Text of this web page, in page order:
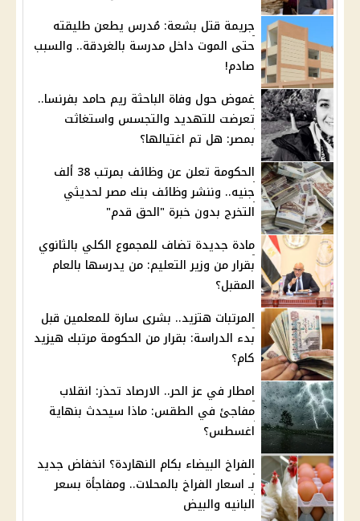
جريمة قتل بشعة: مُدرس يطعن طليقته
حتى الموت داخل مدرسة بالغردقة.. والسبب
صادم!
غموض حول وفاة الباحثة ريم حامد بفرنسا..
تعرضت للتهديد والتجسس واستغاثت
بمصر: هل تم اغتيالها؟
الحكومة تعلن عن وظائف بمرتب 38 ألف
جنيه.. وننشر وظائف بنك مصر لحديثي
التخرج بدون خبرة "الحق قدم"
مادة جديدة تضاف للمجموع الكلي بالثانوي
بقرار من وزير التعليم: من يدرسها بالعام
المقبل؟
المرتبات هتزيد.. بشرى سارة للمعلمين قبل
بدء الدراسة: بقرار من الحكومة مرتبك هيزيد
كام؟
امطار في عز الحر.. الارصاد تحذر: انقلاب
مفاجئ في الطقس: ماذا سيحدث بنهاية
اغسطس؟
الفراخ البيضاء بكام النهاردة؟ انخفاض جديد
بـ اسعار الفراخ بالمحلات.. ومفاجأة بسعر
البانيه والبيض